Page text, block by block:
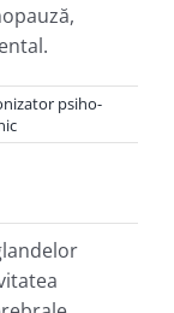
psiho-